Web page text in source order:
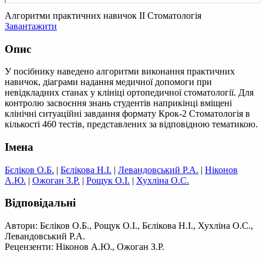
Алгоритми практичних навичок II Стоматологія
Завантажити
Опис
У посібнику наведено алгоритми виконання практичних
навичок, діаграми надання медичної допомоги при
невідкладних станах у клініці ортопедичної стоматології. Для
контролю засвоєння знань студентів наприкінці вміщені
клінічні ситуаційні завдання формату Крок-2 Стоматологія в
кількості 460 тестів, представлених за відповідною тематикою.
Імена
Бєліков О.Б. | Бєлікова Н.І. | Левандовський Р.А. | Ніконов
А.Ю. | Ожоган З.Р. | Рощук О.І. | Хухліна О.С.
Відповідальні
Автори: Бєліков О.Б., Рощук О.І., Бєлікова Н.І., Хухліна О.С.,
Левандовський Р.А.
Рецензенти: Ніконов А.Ю., Ожоган З.Р.